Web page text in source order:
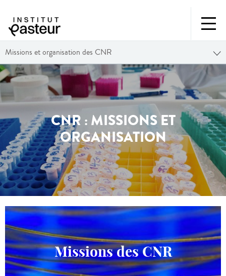
Missions et organisation des CNR
CNR : MISSIONS ET
ORGANISATION
Missions des CNR